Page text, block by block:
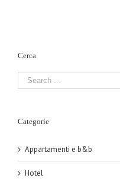
Cerca
Categorie
Appartamenti e b&b
Hotel